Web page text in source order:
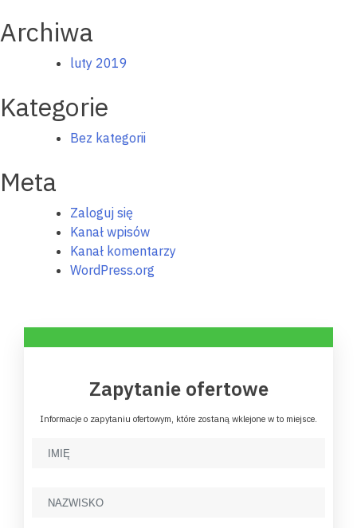
Archiwa
luty 2019
Kategorie
Bez kategorii
Meta
Zaloguj się
Kanał wpisów
Kanał komentarzy
WordPress.org
Zapytanie ofertowe
Informacje o zapytaniu ofertowym, które zostaną wklejone w to miejsce.